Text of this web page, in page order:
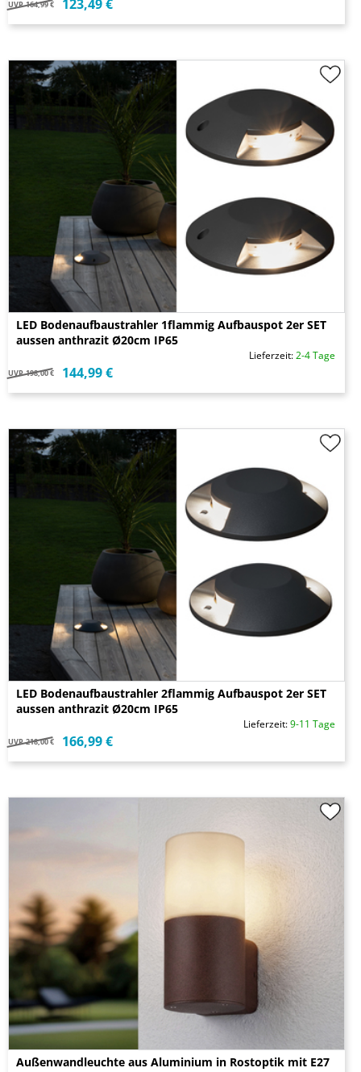
UVP 164,99 € 123,49 €
LED Bodenaufbaustrahler 1flammig Aufbauspot 2er SET
aussen anthrazit Ø20cm IP65
Lieferzeit:2-4 Tage
UVP 198,00 € 144,99 €
LED Bodenaufbaustrahler 2flammig Aufbauspot 2er SET
aussen anthrazit Ø20cm IP65
Lieferzeit:9-11 Tage
UVP 218,00 € 166,99 €
Außenwandleuchte aus Aluminium in Rostoptik mit E27